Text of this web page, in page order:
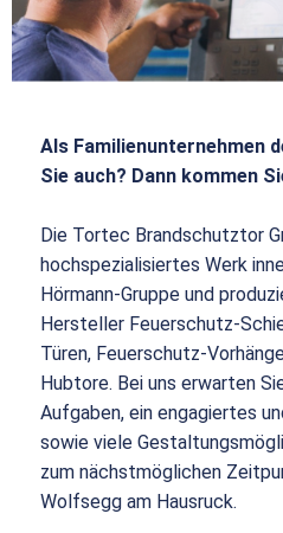
Als Familienunternehmen
Sie auch? Dann kommen
Die Tortec Brandschutztor
hochspezialisiertes Werk
Hörmann-Gruppe und
Hersteller Feuerschutz-
Türen, Feuerschutz-
Hubtore. Bei uns erwarten
Aufgaben, ein engagiertes
sowie viele
zum nächstmöglichen
Wolfsegg am Hausruck.